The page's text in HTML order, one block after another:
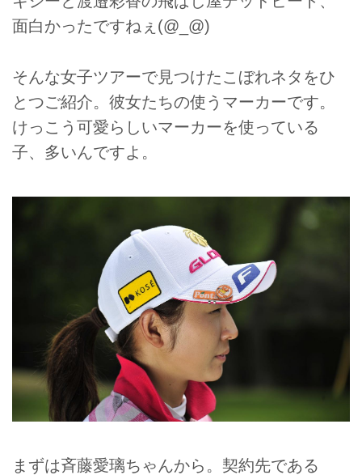
面白かったですねぇ(@_@)
そんな女子ツアーで見つけたこぼれネタをひ
とつご紹介。彼女たちの使うマーカーです。
けっこう可愛らしいマーカーを使っている
子、多いんですよ。
まずは斉藤愛璃ちゃんから。契約先である